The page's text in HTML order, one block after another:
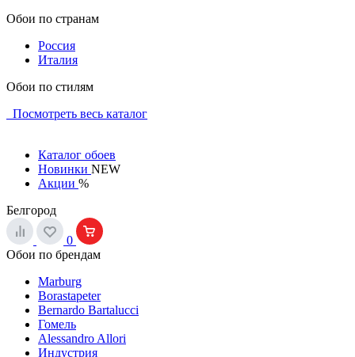
Обои по странам
Россия
Италия
Обои по стилям
Посмотреть весь каталог
Каталог обоев
Новинки NEW
Акции %
Белгород
0
Обои по брендам
Marburg
Borastapeter
Bernardo Bartalucci
Гомель
Alessandro Allori
Индустрия